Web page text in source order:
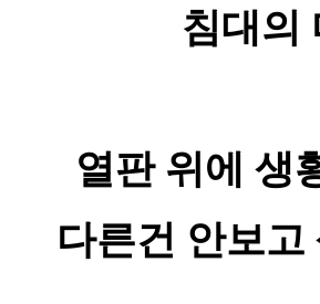
침대의
열판 위에 생
다른건 안보